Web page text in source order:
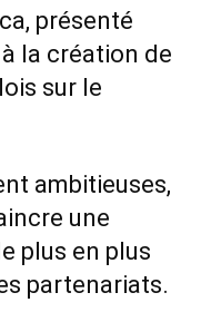
présenté
la création de
sur le
ambitieuses,
une
plus en plus
partenariats.